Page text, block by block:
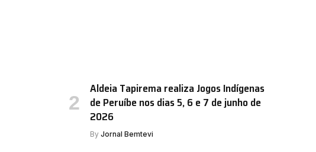
Aldeia Tapirema realiza Jogos Indígenas
de Peruíbe nos dias 5, 6 e 7 de junho de
2026
By Jornal Bemtevi